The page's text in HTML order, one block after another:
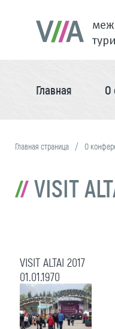
Главная О
Главная страница О
VISIT
VISIT ALTAI 2017
01.01.1970